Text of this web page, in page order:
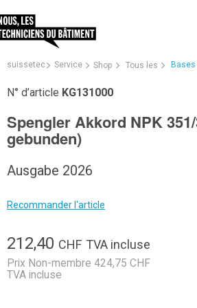
suissetec Service Shop Tous les Bases
N° d’article KG131000
Spengler Akkord NPK
gebunden)
Ausgabe 2026
Recommander l'article
212,40 CHF TVA incluse
Prix Non-membre 424,75 CHF
TVA incluse